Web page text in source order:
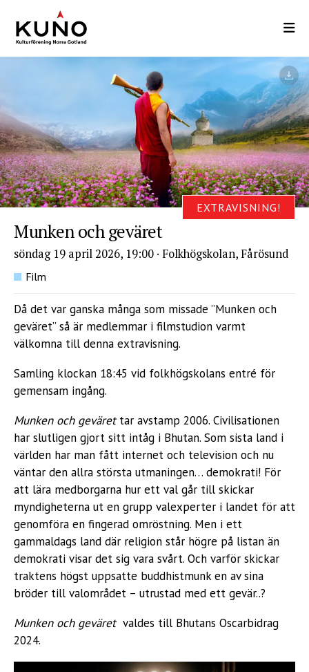
till
huvudinnehåll
Munken och geväret
söndag 19 april 2026, 19:00 · Folkhögskolan, Fårösund
EXTRAVISNING!
Film
Då det var ganska många som missade ”Munken och
geväret” så är medlemmar i filmstudion varmt
välkomna till denna extravisning.
Samling klockan 18:45 vid folkhögskolans entré för
gemensam ingång.
Munken och gevärettar avstamp 2006. Civilisationen
har slutligen gjort sitt intåg i Bhutan. Som sista land i
världen har man fått internet och television och nu
väntar den allra största utmaningen… demokrati! För
att lära medborgarna hur ett val går till skickar
myndigheterna ut en grupp valexperter i landet för att
genomföra en fingerad omröstning. Men i ett
gammaldags land där religion står högre på listan än
demokrati visar det sig vara svårt. Och varför skickar
traktens högst uppsatte buddhistmunk en av sina
bröder till valområdet – utrustad med ett gevär..?
Munken och geväretvaldes till Bhutans Oscarbidrag
2024.